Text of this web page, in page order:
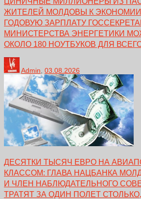
ЖИТЕЛЕЙ МОЛДОВЫ К
ГОДОВУЮ ЗАРПЛАТУ
МИНИСТЕРСТВА ЭНЕРГЕТИКИ
ОКОЛО 180 НОУТБУКОВ ДЛЯ
Admin, 03.08.2026
ДЕСЯТКИ ТЫСЯЧ ЕВРО НА
КЛАССОМ: ГЛАВА НАЦБАНКА
И ЧЛЕН НАБЛЮДАТЕЛЬНОГО
ТРАТЯТ ЗА ОДИН ПОЛЕТ